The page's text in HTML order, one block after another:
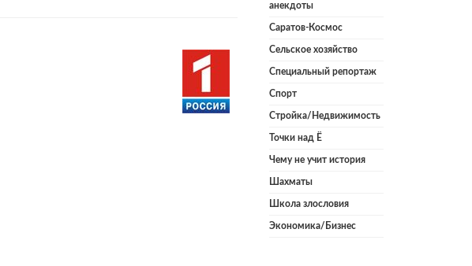
анекдоты
Саратов-Космос
Сельское хозяйство
Специальный репортаж
Спорт
Стройка/Недвижимость
Точки над Ё
Чему не учит история
Шахматы
Школа злословия
Экономика/Бизнес